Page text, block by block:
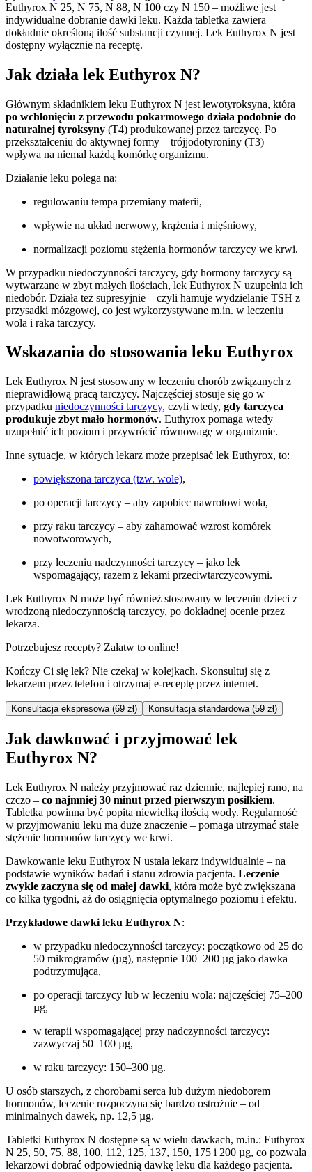
Euthyrox N 25, N 75, N 88, N 100 czy N 150 – możliwe jest
indywidualne dobranie dawki leku. Każda tabletka zawiera
dokładnie określoną ilość substancji czynnej. Lek Euthyrox N jest
dostępny wyłącznie na receptę.
Jak działa lek Euthyrox N?
Głównym składnikiem leku Euthyrox N jest lewotyroksyna, która
po wchłonięciu z przewodu pokarmowego działa podobnie do
naturalnej tyroksyny (T4) produkowanej przez tarczycę. Po
przekształceniu do aktywnej formy – trójjodotyroniny (T3) –
wpływa na niemal każdą komórkę organizmu.
Działanie leku polega na:
regulowaniu tempa przemiany materii,
wpływie na układ nerwowy, krążenia i mięśniowy,
normalizacji poziomu stężenia hormonów tarczycy we krwi.
W przypadku niedoczynności tarczycy, gdy hormony tarczycy są
wytwarzane w zbyt małych ilościach, lek Euthyrox N uzupełnia ich
niedobór. Działa też supresyjnie – czyli hamuje wydzielanie TSH z
przysadki mózgowej, co jest wykorzystywane m.in. w leczeniu
wola i raka tarczycy.
Wskazania do stosowania leku Euthyrox
Lek Euthyrox N jest stosowany w leczeniu chorób związanych z
nieprawidłową pracą tarczycy. Najczęściej stosuje się go w
przypadku niedoczynności tarczycy, czyli wtedy, gdy tarczyca
produkuje zbyt mało hormonów. Euthyrox pomaga wtedy
uzupełnić ich poziom i przywrócić równowagę w organizmie.
Inne sytuacje, w których lekarz może przepisać lek Euthyrox, to:
powiększona tarczyca (tzw. wole),
po operacji tarczycy – aby zapobiec nawrotowi wola,
przy raku tarczycy – aby zahamować wzrost komórek
nowotworowych,
przy leczeniu nadczynności tarczycy – jako lek
wspomagający, razem z lekami przeciwtarczycowymi.
Lek Euthyrox N może być również stosowany w leczeniu dzieci z
wrodzoną niedoczynnością tarczycy, po dokładnej ocenie przez
lekarza.
Potrzebujesz recepty? Załatw to online!
Kończy Ci się lek? Nie czekaj w kolejkach. Skonsultuj się z
lekarzem przez telefon i otrzymaj e-receptę przez internet.
Konsultacja ekspresowa (69 zł) Konsultacja standardowa (59 zł)
Jak dawkować i przyjmować lek
Euthyrox N?
Lek Euthyrox N należy przyjmować raz dziennie, najlepiej rano, na
czczo – co najmniej 30 minut przed pierwszym posiłkiem.
Tabletka powinna być popita niewielką ilością wody. Regularność
w przyjmowaniu leku ma duże znaczenie – pomaga utrzymać stałe
stężenie hormonów tarczycy we krwi.
Dawkowanie leku Euthyrox N ustala lekarz indywidualnie – na
podstawie wyników badań i stanu zdrowia pacjenta. Leczenie
zwykle zaczyna się od małej dawki, która może być zwiększana
co kilka tygodni, aż do osiągnięcia optymalnego poziomu i efektu.
Przykładowe dawki leku Euthyrox N:
w przypadku niedoczynności tarczycy: początkowo od 25 do
50 mikrogramów (µg), następnie 100–200 µg jako dawka
podtrzymująca,
po operacji tarczycy lub w leczeniu wola: najczęściej 75–200
µg,
w terapii wspomagającej przy nadczynności tarczycy:
zazwyczaj 50–100 µg,
w raku tarczycy: 150–300 µg.
U osób starszych, z chorobami serca lub dużym niedoborem
hormonów, leczenie rozpoczyna się bardzo ostrożnie – od
minimalnych dawek, np. 12,5 µg.
Tabletki Euthyrox N dostępne są w wielu dawkach, m.in.: Euthyrox
N 25, 50, 75, 88, 100, 112, 125, 137, 150, 175 i 200 µg, co pozwala
lekarzowi dobrać odpowiednią dawkę leku dla każdego pacjenta.